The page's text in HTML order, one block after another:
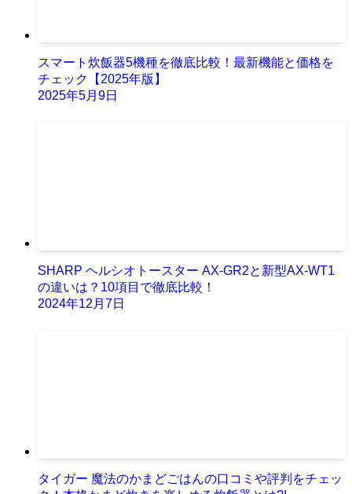
スマート炊飯器5機種を徹底比較！最新機能と価格を
チェック【2025年版】
2025年5月9日
SHARP ヘルシオトースター AX-GR2と新型AX-WT1
の違いは？10項目で徹底比較！
2024年12月7日
タイガー 魔法のかまどごはんの口コミや評判をチェッ